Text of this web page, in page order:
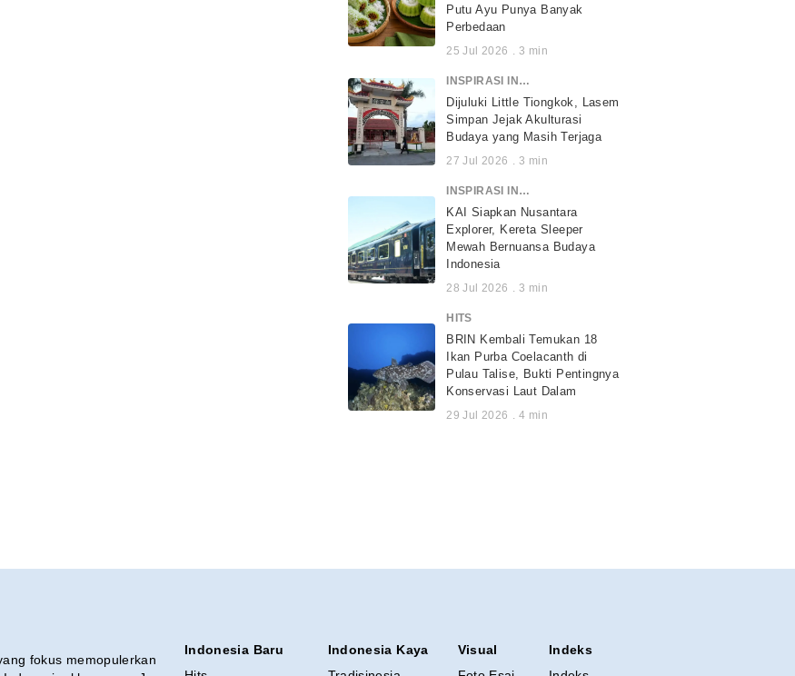
Putu Ayu Punya Banyak
Perbedaan
25 Jul 2026 . 3 min
INSPIRASI INDONESIA
Dijuluki Little Tiongkok, Lasem
Simpan Jejak Akulturasi
Budaya yang Masih Terjaga
27 Jul 2026 . 3 min
INSPIRASI INDONESIA
KAI Siapkan Nusantara
Explorer, Kereta Sleeper
Mewah Bernuansa Budaya
Indonesia
28 Jul 2026 . 3 min
HITS
BRIN Kembali Temukan 18
Ikan Purba Coelacanth di
Pulau Talise, Bukti Pentingnya
Konservasi Laut Dalam
29 Jul 2026 . 4 min
fokus memopulerkan
Indonesia Baru
Indonesia Kaya
Visual
Indeks